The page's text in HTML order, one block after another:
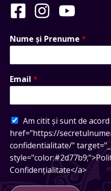
Nume și Prenume *
Email *
Am citit și sunt de acord
href="https://
confidentialitate/"
Confidențialitate</a>